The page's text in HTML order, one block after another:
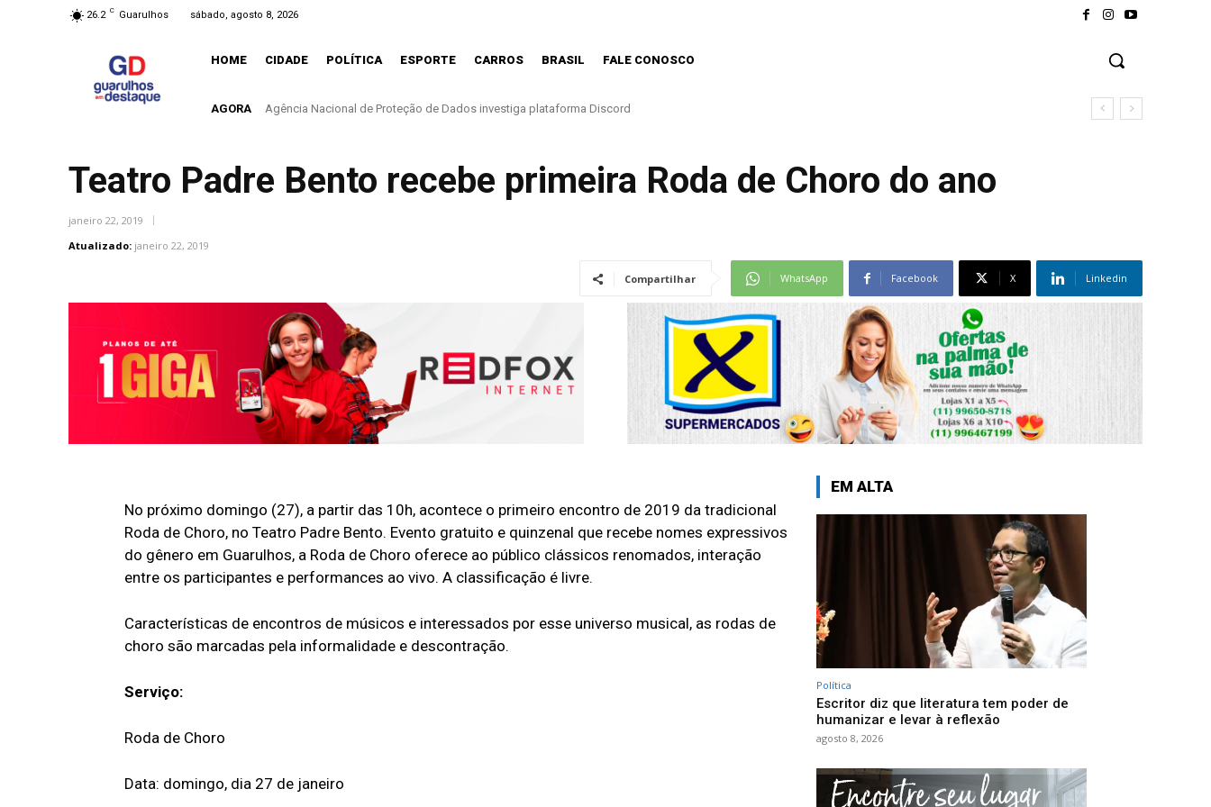
26.2 C Guarulhos sábado, agosto 8, 2026
HOME CIDADE POLÍTICA ESPORTE CARROS BRASIL FALE CONOSCO
AGORAAgência Nacional de Proteção de Dados investiga plataforma Discord
Controle do colesterol deve começar na infância, alerta cardiologista
Teatro Padre Bento recebe primeira Roda de Choro do ano
janeiro 22, 2019
Atualizado: janeiro 22, 2019
Compartilhar WhatsApp Facebook X Linkedin
No próximo domingo (27), a partir das 10h, acontece o primeiro encontro de 2019 da tradicional
Roda de Choro, no Teatro Padre Bento. Evento gratuito e quinzenal que recebe nomes expressivos
do gênero em Guarulhos, a Roda de Choro oferece ao público clássicos renomados, interação
entre os participantes e performances ao vivo. A classificação é livre.
Características de encontros de músicos e interessados por esse universo musical, as rodas de
choro são marcadas pela informalidade e descontração.
Serviço:
Roda de Choro
Data: domingo, dia 27 de janeiro
EM ALTA
Política
Escritor diz que literatura tem poder de
humanizar e levar à reflexão
agosto 8, 2026